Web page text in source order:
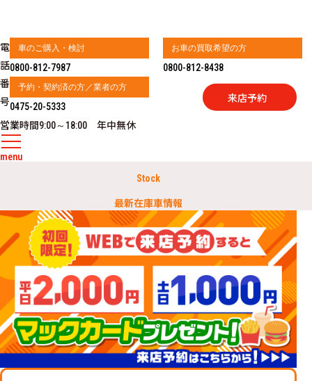
電
話
番
号
車のご購入・検討
0800-812-7987
お車の買取希望の方
0800-812-8438
予約・契約済の方／業者の方
0475-20-5333
営業時間9:00～18:00 年中無休
来店予約
menu
最新在庫車情報
Stock